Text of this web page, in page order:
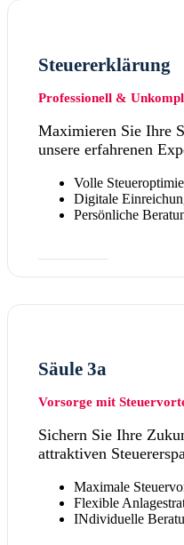
Steuererklärung
Professionell &
Maximieren Sie Ihre
unsere erfahrenen
Volle
Digitale
Persönliche
Säule 3a
Vorsorge mit
Sichern Sie Ihre
attraktiven
Maximale
Flexible
INdividuelle